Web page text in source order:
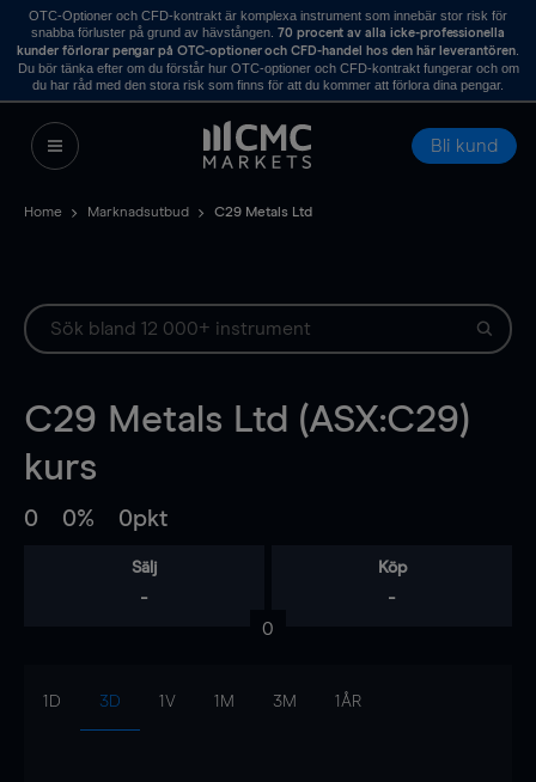
OTC-Optioner och CFD-kontrakt är komplexa instrument som innebär stor risk för
snabba förluster på grund av hävstången. 70 procent av alla icke-professionella
kunder förlorar pengar på OTC-optioner och CFD-handel hos den här leverantören.
Du bör tänka efter om du förstår hur OTC-optioner och CFD-kontrakt fungerar och om
du har råd med den stora risk som finns för att du kommer att förlora dina pengar.
Bli kund
Home Marknadsutbud C29 Metals Ltd
C29 Metals Ltd (ASX:C29)
kurs
0 0% 0pkt
Sälj
-
Köp
-
0
1D 3D 1V 1M 3M 1ÅR